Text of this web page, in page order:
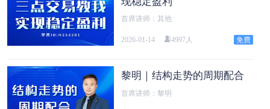
首席讲师：其他
2026-01-14 4997人
黎明｜结构走势的周期配合
首席讲师：黎明